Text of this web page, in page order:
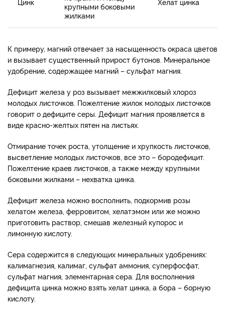
крупными боковыми
жилками
К примеру, магний отвечает за насыщенность окраса цветов
и вызывает существенный прирост бутонов. Минеральное
удобрение, содержащее магний – сульфат магния.
Дефицит железа у роз вызывает межжилковый хлороз
молодых листочков. Пожелтение жилок молодых листочков
говорит о дефиците серы. Дефицит магния проявляется в
виде красно-желтых пятен на листьях.
Отмирание точек роста, утолщение и хрупкость листочков,
высветление молодых листочков, все это – бородефицит.
Пожелтение краев листочков, а также между крупными
боковыми жилками – нехватка цинка.
Дефицит железа можно восполнить, подкормив розы
хелатом железа, ферровитом, хелатэмом или же можно
приготовить раствор, смешав железный купорос и
лимонную кислоту.
Сера содержится в следующих минеральных удобрениях:
калимагнезия, калимаг, сульфат аммония, суперфосфат,
сульфат магния, элементарная сера. Для восполнения
дефицита цинка можно взять хелат цинка, а бора – борную
кислоту.